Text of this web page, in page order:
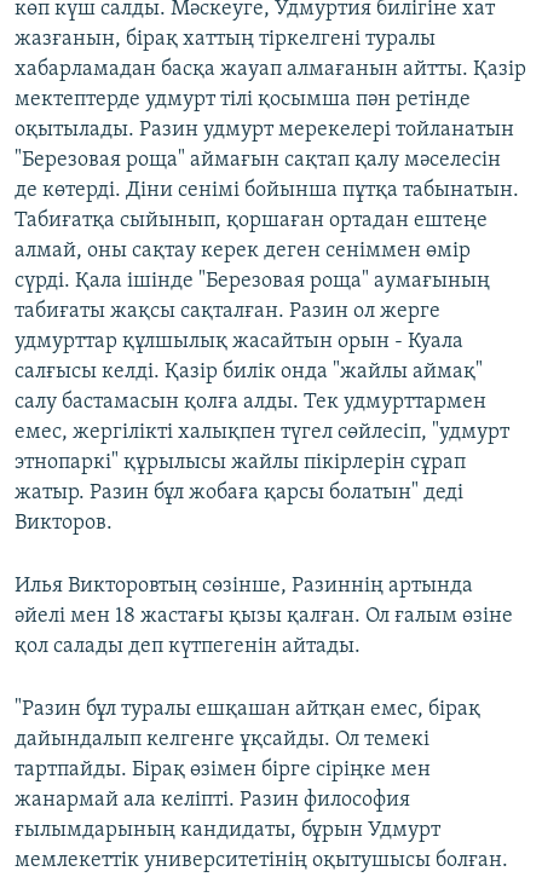
көп күш салды. Мәскеуге, Удмуртия билігіне хат
жазғанын, бірақ хаттың тіркелгені туралы
хабарламадан басқа жауап алмағанын айтты. Қазір
мектептерде удмурт тілі қосымша пән ретінде
оқытылады. Разин удмурт мерекелері тойланатын
"Березовая роща" аймағын сақтап қалу мәселесін
де көтерді. Діни сенімі бойынша пұтқа табынатын.
Табиғатқа сыйынып, қоршаған ортадан ештеңе
алмай, оны сақтау керек деген сеніммен өмір
сүрді. Қала ішінде "Березовая роща" аумағының
табиғаты жақсы сақталған. Разин ол жерге
удмурттар құлшылық жасайтын орын - Куала
салғысы келді. Қазір билік онда "жайлы аймақ"
салу бастамасын қолға алды. Тек удмурттармен
емес, жергілікті халықпен түгел сөйлесіп, "удмурт
этнопаркі" құрылысы жайлы пікірлерін сұрап
жатыр. Разин бұл жобаға қарсы болатын" деді
Викторов.
Илья Викторовтың сөзінше, Разиннің артында
әйелі мен 18 жастағы қызы қалған. Ол ғалым өзіне
қол салады деп күтпегенін айтады.
"Разин бұл туралы ешқашан айтқан емес, бірақ
дайындалып келгенге ұқсайды. Ол темекі
тартпайды. Бірақ өзімен бірге сіріңке мен
жанармай ала келіпті. Разин философия
ғылымдарының кандидаты, бұрын Удмурт
мемлекеттік университетінің оқытушысы болған.